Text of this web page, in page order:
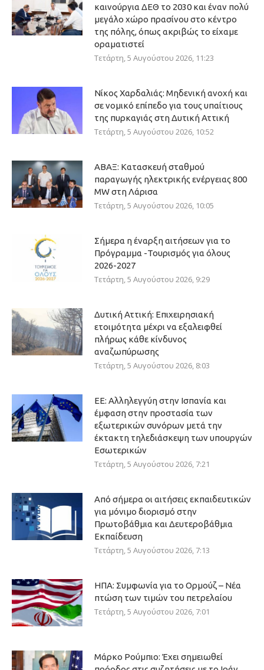
καινούργια ΔΕΘ το 2030 και έναν πολύ
μεγάλο χώρο πρασίνου στο κέντρο
της πόλης, όπως ακριβώς το είχαμε
οραματιστεί
Τετάρτη, 5 Αυγούστου 2026, 11:23
Νίκος Χαρδαλιάς: Μηδενική ανοχή και
σε νομικό επίπεδο για τους υπαίτιους
της πυρκαγιάς στη Δυτική Αττική
Τετάρτη, 5 Αυγούστου 2026, 10:52
ΑΒΑΞ: Κατασκευή σταθμού
παραγωγής ηλεκτρικής ενέργειας 800
ΜW στη Λάρισα
Τετάρτη, 5 Αυγούστου 2026, 10:05
Σήμερα η έναρξη αιτήσεων για το
Πρόγραμμα -Τουρισμός για όλους
2026-2027
Τετάρτη, 5 Αυγούστου 2026, 9:29
Δυτική Αττική: Επιχειρησιακή
ετοιμότητα μέχρι να εξαλειφθεί
πλήρως κάθε κίνδυνος
αναζωπύρωσης
Τετάρτη, 5 Αυγούστου 2026, 8:03
ΕΕ: Αλληλεγγύη στην Ισπανία και
έμφαση στην προστασία των
εξωτερικών συνόρων μετά την
έκτακτη τηλεδιάσκεψη των υπουργών
Εσωτερικών
Τετάρτη, 5 Αυγούστου 2026, 7:21
Από σήμερα οι αιτήσεις εκπαιδευτικών
για μόνιμο διορισμό στην
Πρωτοβάθμια και Δευτεροβάθμια
Εκπαίδευση
Τετάρτη, 5 Αυγούστου 2026, 7:13
ΗΠΑ: Συμφωνία για το Ορμούζ – Νέα
πτώση των τιμών του πετρελαίου
Τετάρτη, 5 Αυγούστου 2026, 7:01
Μάρκο Ρούμπιο: Έχει σημειωθεί